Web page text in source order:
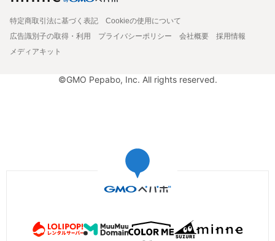
特定商取引法に基づく表記
Cookieの使用について
広告識別子の取得・利用
プライバシーポリシー 会社概要
採用情報
メディアキット
©GMO Pepabo, Inc. All rights reserved.